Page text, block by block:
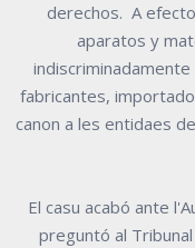
derechos. A
aparatos y
fabricantes,
canon a les entidaes
El casu acabó ante
preguntó al